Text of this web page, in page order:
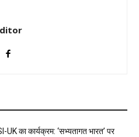
UK का कार्यक्रम: ‘सभ्यतागत भारत’ पर